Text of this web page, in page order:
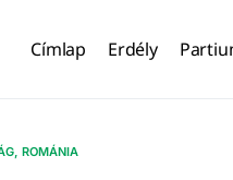
Címlap Erdély
ROMÁNIA